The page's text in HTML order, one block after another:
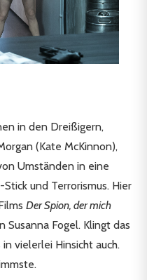
in den Dreißigern,
(Kate McKinnon),
Umständen in eine
und Terrorismus. Hier
Der Spion, der mich
Susanna Fogel. Klingt das
vielerlei Hinsicht auch.